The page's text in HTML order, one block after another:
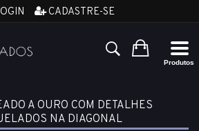
CADASTRE-SE
A OURO COM DETALHES
NA DIAGONAL